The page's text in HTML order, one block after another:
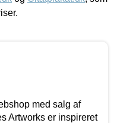
med salg af
Artworks er inspireret